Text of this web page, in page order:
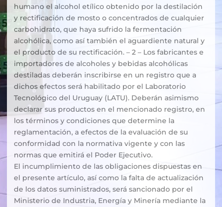
humano el alcohol etílico obtenido por la destilación
y rectificación de mosto o concentrados de cualquier
carbohidrato, que haya sufrido la fermentación
alcohólica, como así también el aguardiente natural y
el producto de su rectificación. – 2 – Los fabricantes e
importadores de alcoholes y bebidas alcohólicas
destiladas deberán inscribirse en un registro que a
dichos efectos será habilitado por el Laboratorio
Tecnológico del Uruguay (LATU). Deberán asimismo
declarar sus productos en el mencionado registro, en
los términos y condiciones que determine la
reglamentación, a efectos de la evaluación de su
conformidad con la normativa vigente y con las
normas que emitirá el Poder Ejecutivo.
El incumplimiento de las obligaciones dispuestas en
el presente artículo, así como la falta de actualización
de los datos suministrados, será sancionado por el
Ministerio de Industria, Energía y Minería mediante la